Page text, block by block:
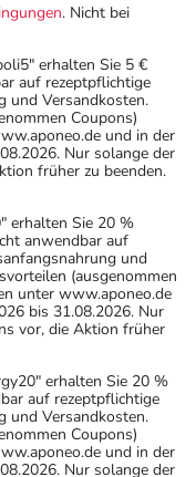
. Nicht bei
erhalten Sie 5 €
auf rezeptpflichtige
und Versandkosten.
Coupons)
und in der
Nur solange der
früher zu beenden.
erhalten Sie 20 %
anwendbar auf
und
(ausgenommen
unter www.aponeo.de
bis 31.08.2026. Nur
vor, die Aktion früher
erhalten Sie 20 %
auf rezeptpflichtige
und Versandkosten.
Coupons)
und in der
Nur solange der